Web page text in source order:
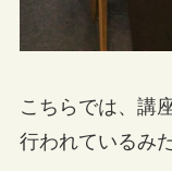
こちらでは、講
行われているみ